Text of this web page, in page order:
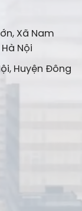
Xã Nam
Nội
Huyện Đông